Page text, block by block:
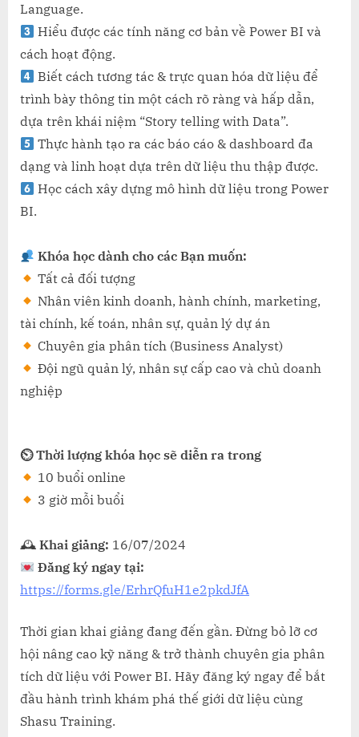
Language.
Hiểu được các tính năng cơ bản về Power BI và
cách hoạt động.
Biết cách tương tác & trực quan hóa dữ liệu để
trình bày thông tin một cách rõ ràng và hấp dẫn,
dựa trên khái niệm “Story telling with Data”.
Thực hành tạo ra các báo cáo & dashboard đa
dạng và linh hoạt dựa trên dữ liệu thu thập được.
Học cách xây dựng mô hình dữ liệu trong Power
BI.
Khóa học dành cho các Bạn muốn:
Tất cả đối tượng
Nhân viên kinh doanh, hành chính, marketing,
tài chính, kế toán, nhân sự, quản lý dự án
Chuyên gia phân tích (Business Analyst)
Đội ngũ quản lý, nhân sự cấp cao và chủ doanh
nghiệp
⏲ Thời lượng khóa học sẽ diễn ra trong
10 buổi online
3 giờ mỗi buổi
🕰 Khai giảng: 16/07/2024
Đăng ký ngay tại:
https://forms.gle/ErhrQfuH1e2pkdJfA
Thời gian khai giảng đang đến gần. Đừng bỏ lỡ cơ
hội nâng cao kỹ năng & trở thành chuyên gia phân
tích dữ liệu với Power BI. Hãy đăng ký ngay để bắt
đầu hành trình khám phá thế giới dữ liệu cùng
Shasu Training.